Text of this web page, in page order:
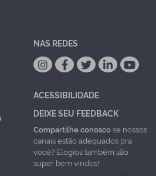
NAS REDES
ACESSIBILIDADE
DEIXE SEU FEEDBACK
Compartilhe conoscose nossos
canais estão adequados pra
você? Elogios também são
super bem vindos!